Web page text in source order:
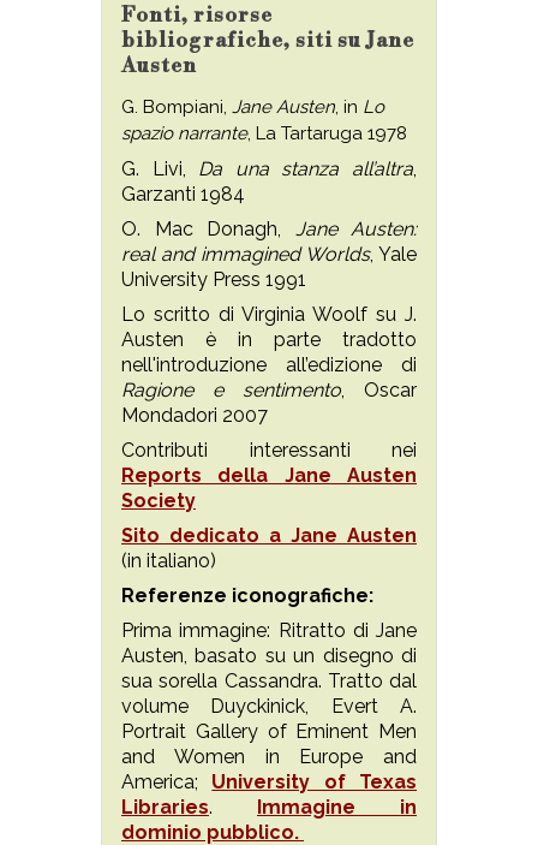
Fonti, risorse
bibliografiche, siti su Jane
Austen
G. Bompiani, Jane Austen, in Lo
spazio narrante, La Tartaruga 1978
G. Livi, Da una stanza all’altra,
Garzanti 1984
O. Mac Donagh, Jane Austen:
real and immagined Worlds, Yale
University Press 1991
Lo scritto di Virginia Woolf su J.
Austen è in parte tradotto
nell'introduzione all’edizione di
Ragione e sentimento, Oscar
Mondadori 2007
Contributi interessanti nei
Reports della Jane Austen
Society
Sito dedicato a Jane Austen
(in italiano)
Referenze iconografiche:
Prima immagine: Ritratto di Jane
Austen, basato su un disegno di
sua sorella Cassandra. Tratto dal
volume Duyckinick, Evert A.
Portrait Gallery of Eminent Men
and Women in Europe and
America; University of Texas
Libraries. Immagine in
dominio pubblico.